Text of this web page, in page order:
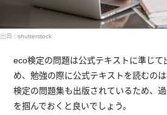
出典 : shutterstock
eco検定の問題は公式テキストに準じて
め、勉強の際に公式テキストを読むの
検定の問題集も出版されているため、
を掴んでおくと良いでしょう。